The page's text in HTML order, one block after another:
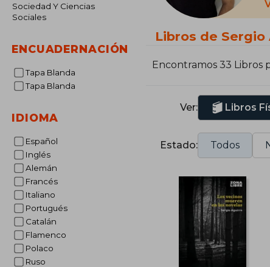
Sociedad Y Ciencias
Sociales
ENCUADERNACIÓN
Tapa Blanda
Tapa Blanda
IDIOMA
Español
Inglés
Alemán
Francés
Italiano
Portugués
Catalán
Flamenco
Polaco
Ruso
Libros de Sergio
Encontramos 33 Libros
Ver: Libros
Estado: Todos